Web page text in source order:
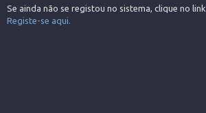
Se ainda não se registou no sistema, clique no link
Registe-se aqui.